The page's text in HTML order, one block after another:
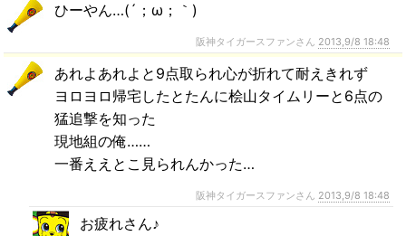
ひーやん…(´；ω；｀)
阪神タイガースファンさん 2013,9/8 18:48
あれよあれよと9点取られ心が折れて耐えきれず
ヨロヨロ帰宅したとたんに桧山タイムリーと6点の
猛追撃を知った
現地組の俺……
一番ええとこ見られんかった…
阪神タイガースファンさん 2013,9/8 18:48
お疲れさん♪